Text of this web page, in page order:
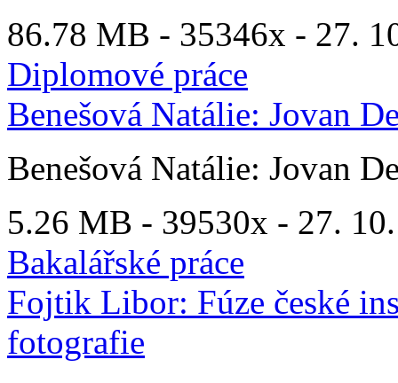
86.78 MB - 35346x - 27.
Diplomové práce
Benešová Natálie: Jovan
Benešová Natálie: Jovan
5.26 MB - 39530x - 27.
Bakalářské práce
Fojtik Libor: Fúze české
fotografie